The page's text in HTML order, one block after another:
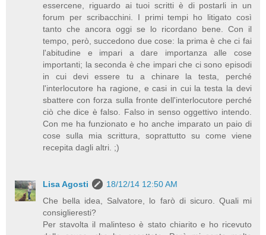
essercene, riguardo ai tuoi scritti è di postarli in un
forum per scribacchini. I primi tempi ho litigato così
tanto che ancora oggi se lo ricordano bene. Con il
tempo, però, succedono due cose: la prima è che ci fai
l'abitudine e impari a dare importanza alle cose
importanti; la seconda è che impari che ci sono episodi
in cui devi essere tu a chinare la testa, perché
l'interlocutore ha ragione, e casi in cui la testa la devi
sbattere con forza sulla fronte dell'interlocutore perché
ciò che dice è falso. Falso in senso oggettivo intendo.
Con me ha funzionato e ho anche imparato un paio di
cose sulla mia scrittura, soprattutto su come viene
recepita dagli altri. ;)
Lisa Agosti
18/12/14 12:50 AM
Che bella idea, Salvatore, lo farò di sicuro. Quali mi
consiglieresti?
Per stavolta il malinteso è stato chiarito e ho ricevuto